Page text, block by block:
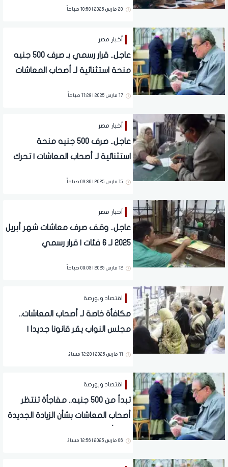
20 مارس 2025 | 10:58 صباحاً
أخبار مصر
عاجل.. قرار رسمي بـ صرف 500 جنيه
منحة استثنائية لـ أصحاب المعاشات
المعاشات
17 مارس 2025 | 11:29 صباحاً
أخبار مصر
عاجل.. صرف 500 جنيه منحة
استثنائية لـ أصحاب المعاشات | تحرك
15 مارس 2025 | 09:36 صباحاً
أخبار مصر
عاجل.. وقف صرف معاشات شهر أبريل
2025 لـ 6 فئات | قرار رسمي
12 مارس 2025 | 09:03 صباحاً
اقتصاد وبورصة
مكافأة خاصة لـ أصحاب المعاشات..
مجلس النواب يقر قانونا جديدا |
11 مارس 2025 | 12:20 مساءً
اقتصاد وبورصة
تبدأ من 500 جنيه.. مفاجأة تنتظر
أصحاب المعاشات بشأن الزيادة الجديدة
06 مارس 2025 | 12:56 مساءً